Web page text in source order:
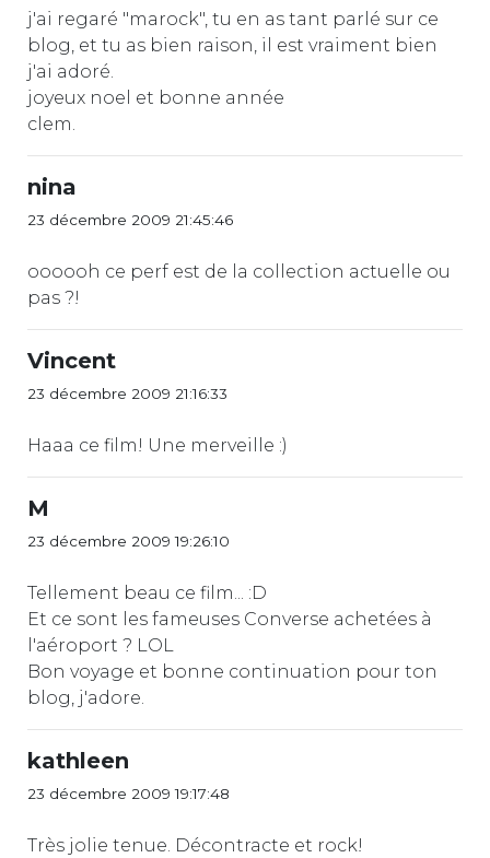
j'ai regaré "marock", tu en as tant parlé sur ce
blog, et tu as bien raison, il est vraiment bien
j'ai adoré.
joyeux noel et bonne année
clem.
nina
23 décembre 2009 21:45:46
oooooh ce perf est de la collection actuelle ou
pas ?!
Vincent
23 décembre 2009 21:16:33
Haaa ce film! Une merveille :)
M
23 décembre 2009 19:26:10
Tellement beau ce film... :D
Et ce sont les fameuses Converse achetées à
l'aéroport ? LOL
Bon voyage et bonne continuation pour ton
blog, j'adore.
kathleen
23 décembre 2009 19:17:48
Très jolie tenue. Décontracte et rock!